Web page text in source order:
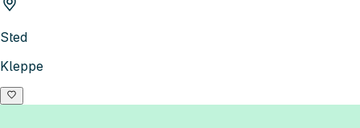
Sted
Kleppe